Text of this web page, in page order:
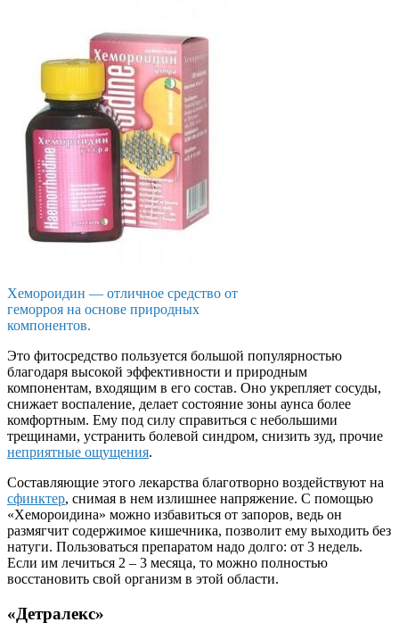
Хемороидин — отличное средство от
геморроя на основе природных
компонентов.
Это фитосредство пользуется большой популярностью
благодаря высокой эффективности и природным
компонентам, входящим в его состав. Оно укрепляет сосуды,
снижает воспаление, делает состояние зоны аунса более
комфортным. Ему под силу справиться с небольшими
трещинами, устранить болевой синдром, снизить зуд, прочие
неприятные ощущения.
Составляющие этого лекарства благотворно воздействуют на
сфинктер, снимая в нем излишнее напряжение. С помощью
«Хемороидина» можно избавиться от запоров, ведь он
размягчит содержимое кишечника, позволит ему выходить без
натуги. Пользоваться препаратом надо долго: от 3 недель.
Если им лечиться 2 – 3 месяца, то можно полностью
восстановить свой организм в этой области.
«Детралекс»